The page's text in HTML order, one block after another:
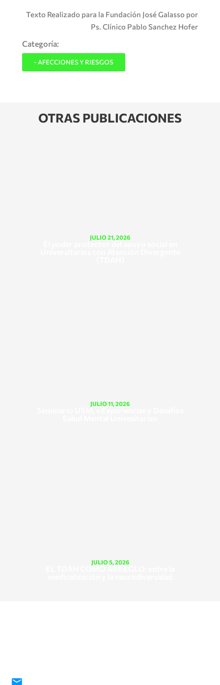
Texto Realizado para la Fundación José Galasso por
Ps. Clínico Pablo Sanchez Hofer
Categoría:
- AFECCIONES Y RIESGOS
OTRAS PUBLICACIONES
JULIO 21, 2026
El poder protector del apoyo social en
JULIO 11, 2026
Seminario USM, «Experiencias y Desafíos
JULIO 5, 2026
EL TDAH COMO ARREGLO: entre la